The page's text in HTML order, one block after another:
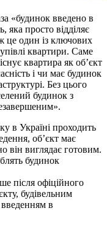
«будинок введено в
яка просто відділяє
це один із ключових
квартири. Саме
квартира як об’єкт
і чи має будинок
Без цього
будинок з
в Україні проходить
об’єкт має
він виглядає готовим.
будинок
після офіційного
будівельним
в